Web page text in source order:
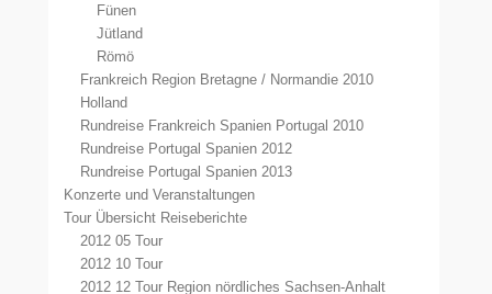
Fünen
Jütland
Römö
Frankreich Region Bretagne / Normandie 2010
Holland
Rundreise Frankreich Spanien Portugal 2010
Rundreise Portugal Spanien 2012
Rundreise Portugal Spanien 2013
Konzerte und Veranstaltungen
Tour Übersicht Reiseberichte
2012 05 Tour
2012 10 Tour
2012 12 Tour Region nördliches Sachsen-Anhalt